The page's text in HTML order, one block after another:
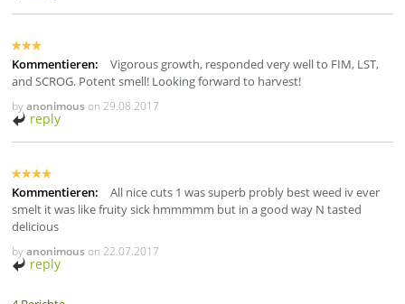
Kommentieren:
Vigorous growth, responded very well to FIM, LST,
and SCROG. Potent smell! Looking forward to harvest!
byanonimouson29.08.2017
reply
Kommentieren:
All nice cuts 1 was superb probly best weed iv ever
smelt it was like fruity sick hmmmmm but in a good way N tasted
delicious
byanonimouson22.07.2017
reply